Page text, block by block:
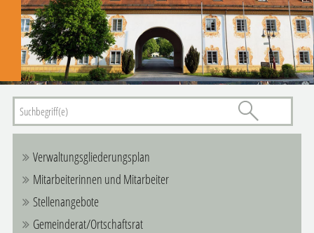
Verwaltungsgliederungsplan
Mitarbeiterinnen und Mitarbeiter
Stellenangebote
Gemeinderat/Ortschaftsrat